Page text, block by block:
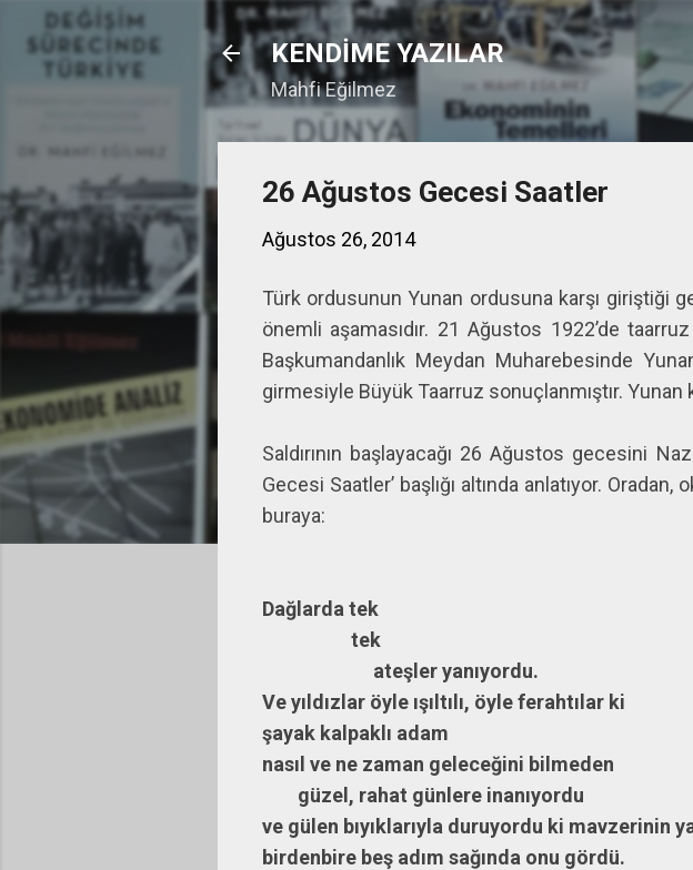
KENDİME YAZILAR
Mahfi Eğilmez
26 Ağustos Gecesi Saatler
Ağustos 26, 2014
Türk ordusunun Yunan ordusuna karşı giriştiği
önemli aşamasıdır. 21 Ağustos 1922’de
Başkumandanlık Meydan Muharebesinde
girmesiyle Büyük Taarruz sonuçlanmıştır.
Saldırının başlayacağı 26 Ağustos gecesini
Gecesi Saatler’ başlığı altında anlatıyor.
buraya:
Dağlarda tek
tek
ateşler yanıyordu.
Ve yıldızlar öyle ışıltılı, öyle ferahtılar ki
şayak kalpaklı adam
nasıl ve ne zaman geleceğini bilmeden
güzel, rahat günlere inanıyordu
ve gülen bıyıklarıyla duruyordu ki mavzerinin
birdenbire beş adım sağında onu gördü.